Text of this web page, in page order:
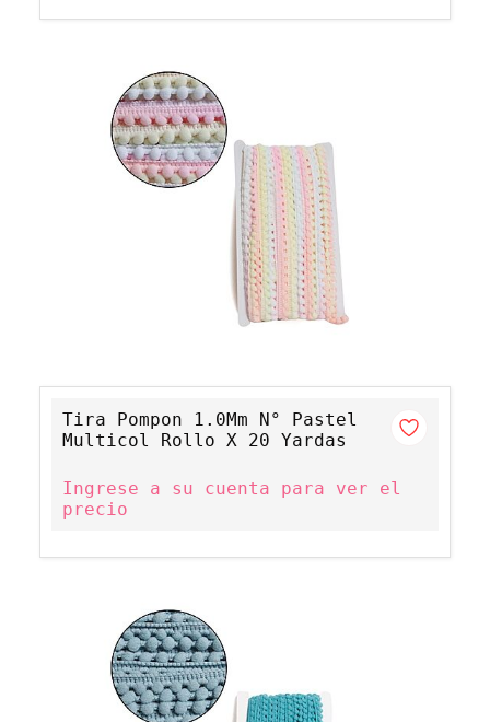
Tira Pompon 1.0Mm N° Pastel
Multicol Rollo X 20 Yardas
Ingrese a su cuenta para ver el
precio